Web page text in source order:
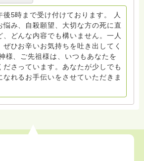
後5時まで受け付けております。 人
悩み、自殺願望、大切な方の死に直
、どんな内容でも構いません。一人
ぜひお辛いお気持ちを吐き出してく
様、ご先祖様は、いつもあなたを
ださっています。あなたが少しでも
なれるお手伝いをさせていただきま